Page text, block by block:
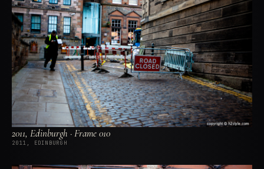
2011, Edinburgh · Frame 010
2011, EDINBURGH